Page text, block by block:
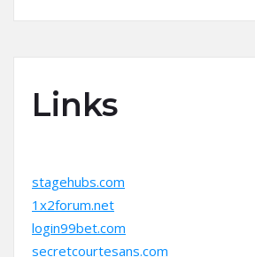
Links
stagehubs.com
1x2forum.net
login99bet.com
secretcourtesans.com